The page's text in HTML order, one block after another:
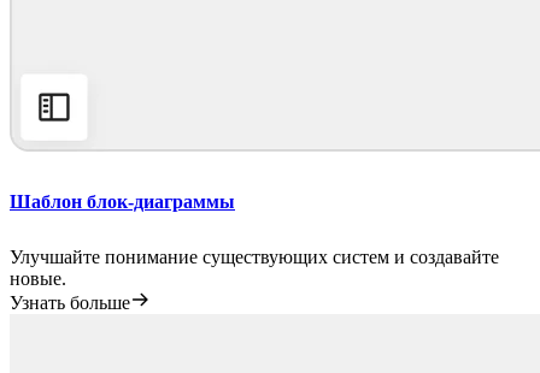
Шаблон блок-диаграммы
Улучшайте понимание существующих систем и создавайте
новые.
Узнать больше